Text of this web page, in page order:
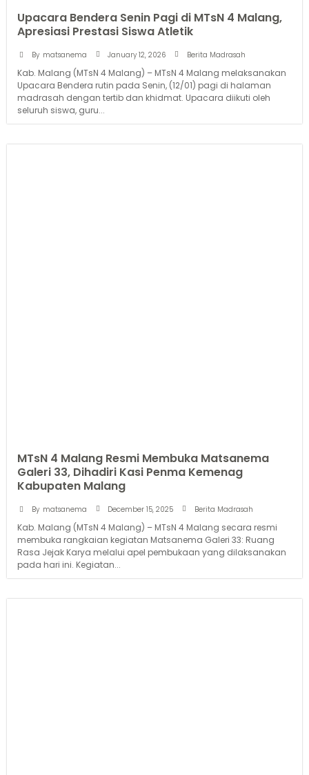
Upacara Bendera Senin Pagi di MTsN 4 Malang,
Apresiasi Prestasi Siswa Atletik
By matsanema January 12, 2026 Berita Madrasah
Kab. Malang (MTsN 4 Malang) – MTsN 4 Malang melaksanakan
Upacara Bendera rutin pada Senin, (12/01) pagi di halaman
madrasah dengan tertib dan khidmat. Upacara diikuti oleh
seluruh siswa, guru...
MTsN 4 Malang Resmi Membuka Matsanema
Galeri 33, Dihadiri Kasi Penma Kemenag
Kabupaten Malang
By matsanema December 15, 2025 Berita Madrasah
Kab. Malang (MTsN 4 Malang) – MTsN 4 Malang secara resmi
membuka rangkaian kegiatan Matsanema Galeri 33: Ruang
Rasa Jejak Karya melalui apel pembukaan yang dilaksanakan
pada hari ini. Kegiatan...